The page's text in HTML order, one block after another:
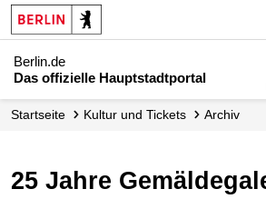
Berlin.de
Das offizielle Hauptstadtportal
Startseite Kultur und Tickets Archiv
25 Jahre